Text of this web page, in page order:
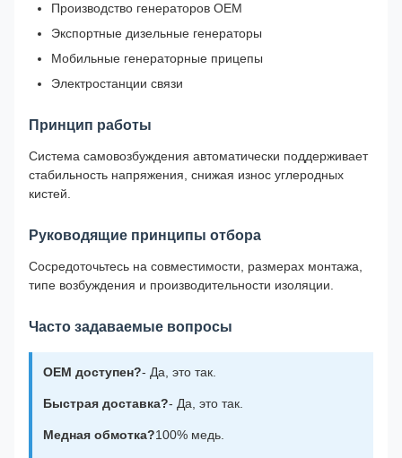
Производство генераторов OEM
Экспортные дизельные генераторы
Мобильные генераторные прицепы
Электростанции связи
Принцип работы
Система самовозбуждения автоматически поддерживает
стабильность напряжения, снижая износ углеродных
кистей.
Руководящие принципы отбора
Сосредоточьтесь на совместимости, размерах монтажа,
типе возбуждения и производительности изоляции.
Часто задаваемые вопросы
OEM доступен?- Да, это так.
Быстрая доставка?- Да, это так.
Медная обмотка?100% медь.